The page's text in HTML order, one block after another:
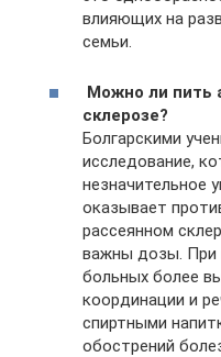
влияющих на
семьи.
Можно ли пить
склерозе?
Болгарскими
исследование,
незначительное
оказывает
рассеянном
важны дозы. При
больных более
координации и
спиртными
обострений